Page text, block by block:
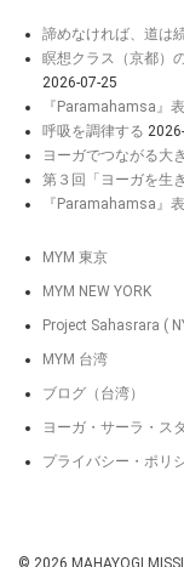
諦めなければ、道は
瞑想クラス（京都）
2026-07-25
『Paramahamsa』
呼吸を調律する
ヨーガでつながる大
第３回「ヨーガを生
『Paramahamsa』
MYM 東京
MYM NEW YORK
Project Sahasrara (
MYM 台湾
ブログ（台湾）
ヨーガ・サーラ・ス
プライバシー・ポリ
© 2026 MAHAYOGI